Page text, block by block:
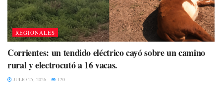
REGIONALES
Corrientes: un tendido eléctrico cayó sobre un camino
rural y electrocutó a 16 vacas.
JULIO 25, 2026 120